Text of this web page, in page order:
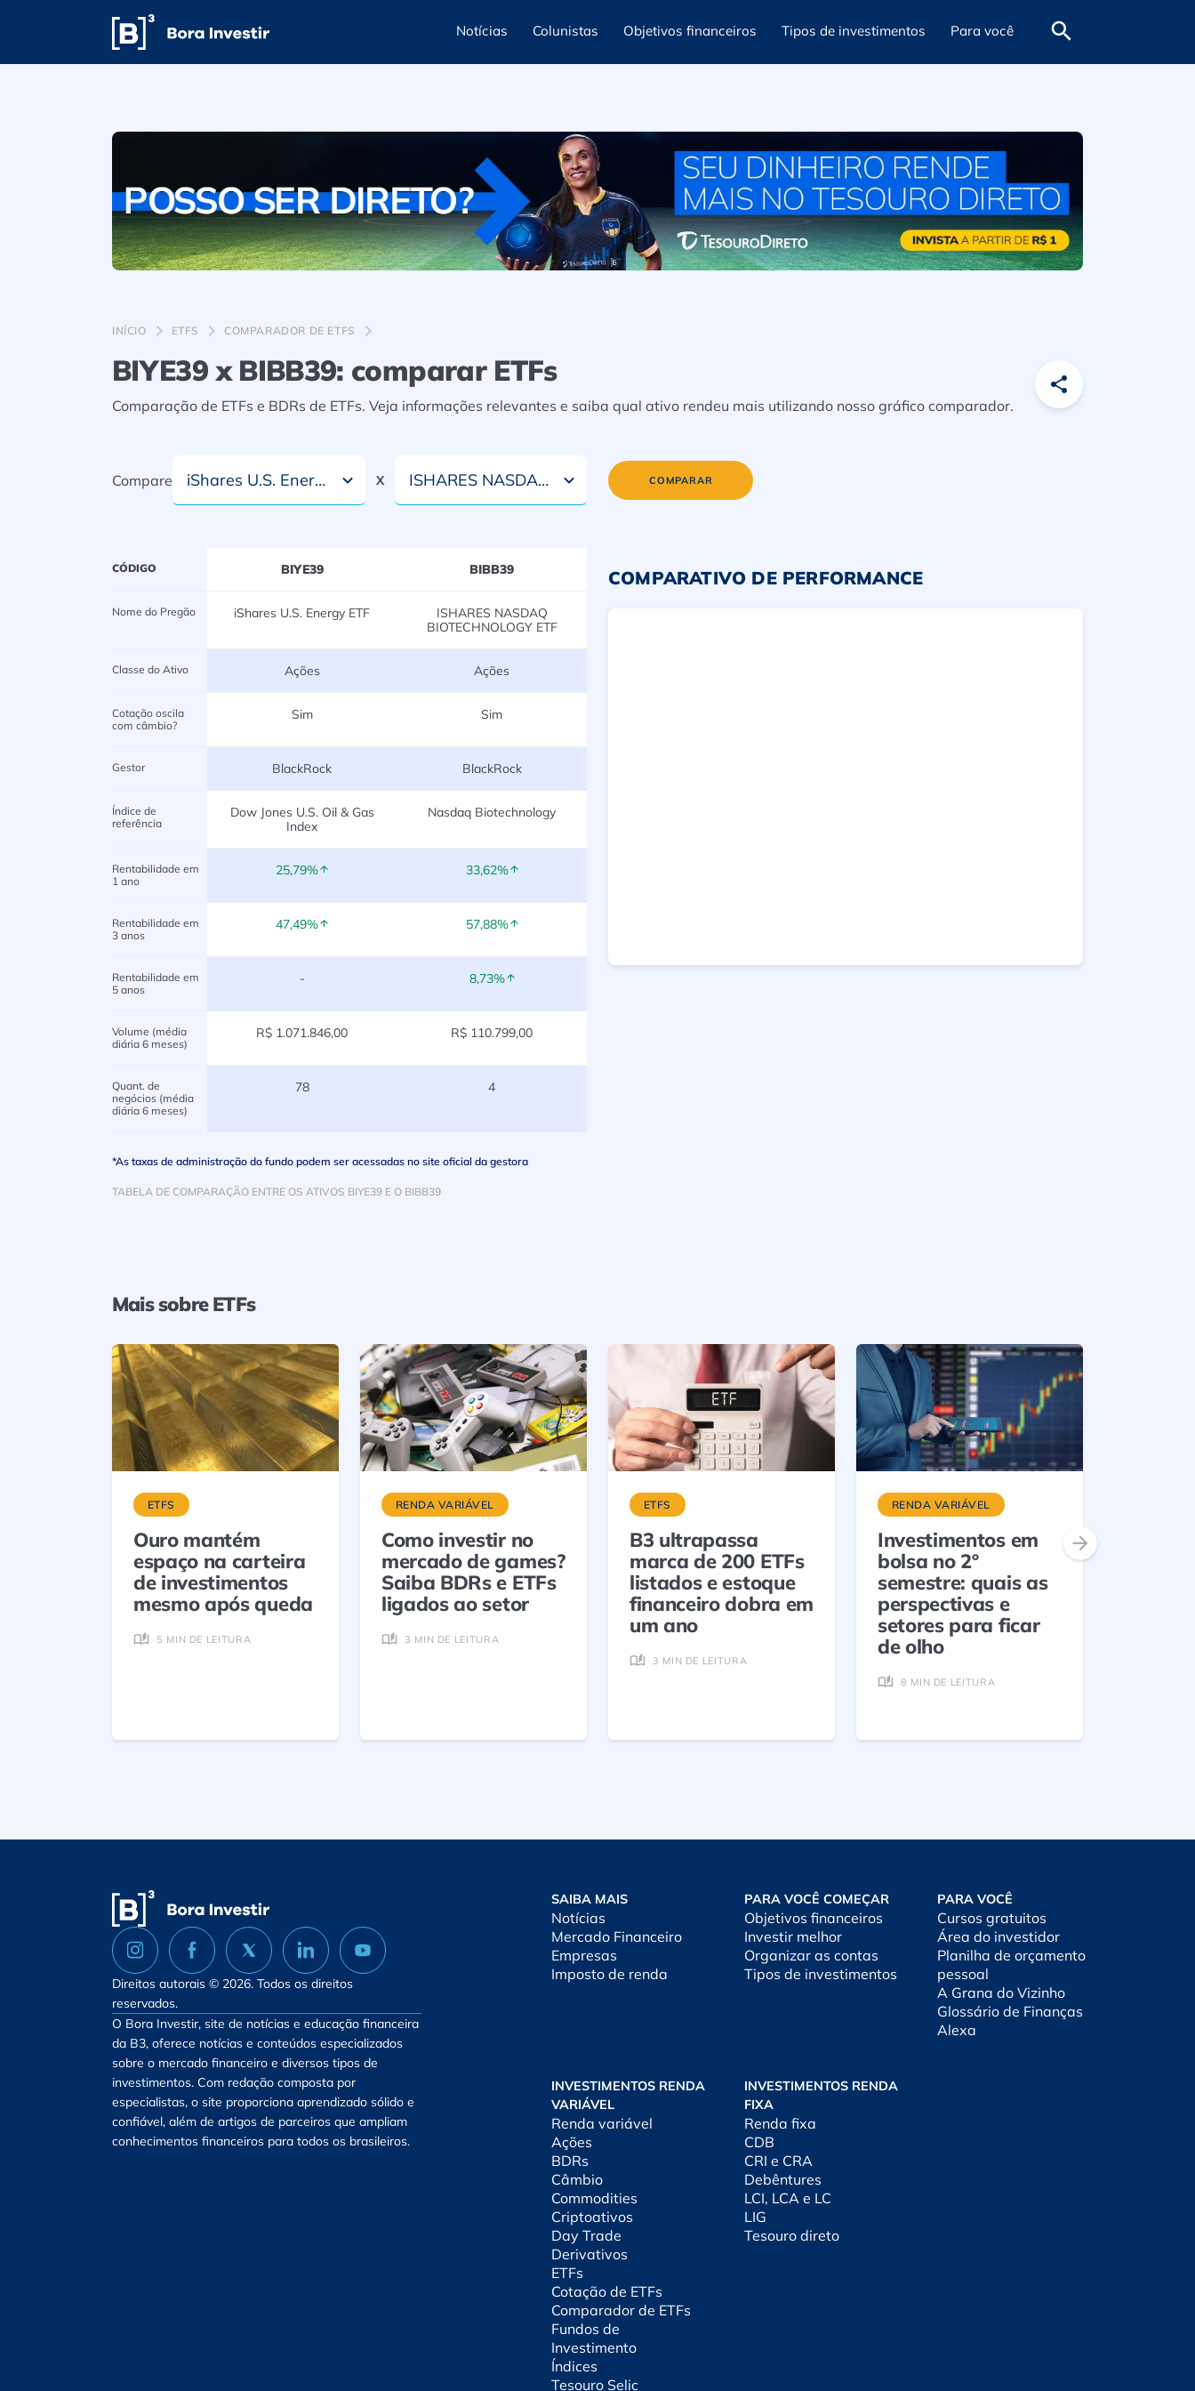
Notícias Colunistas Objetivos financeiros Tipos de investimentos Para você
INÍCIO ETFS COMPARADOR DE ETFS
BIYE39 x BIBB39: comparar ETFs
Comparação de ETFs e BDRs de ETFs. Veja informações relevantes e saiba qual ativo rendeu mais utilizando nosso gráfico comparador.
Compare iShares U.S. Energy ETF X ISHARES NASDAQ BIOTECHNOLOGY ETF COMPARAR
*As taxas de administração do fundo podem ser acessadas no site oficial da gestora
TABELA DE COMPARAÇÃO ENTRE OS ATIVOS BIYE39 E O BIBB39
CÓDIGO BIYE39 BIBB39
Nome do Pregão iShares U.S. Energy ETF
ISHARES NASDAQ
BIOTECHNOLOGY ETF
Classe do Ativo Ações Ações
Cotação oscila
com câmbio?
Sim Sim
Gestor BlackRock BlackRock
Índice de
referência
Dow Jones U.S. Oil & Gas
Index
Nasdaq Biotechnology
Rentabilidade em
1 ano
25,79% 33,62%
Rentabilidade em
3 anos
47,49% 57,88%
Rentabilidade em
5 anos
- 8,73%
Volume (média
diária 6 meses)
R$ 1.071.846,00 R$ 110.799,00
Quant. de
negócios (média
diária 6 meses)
78 4
COMPARATIVO DE PERFORMANCE
Mais sobre ETFs
ETFS
Ouro mantém
espaço na carteira
de investimentos
mesmo após queda
5 MIN DE LEITURA
RENDA VARIÁVEL
Como investir no
mercado de games?
Saiba BDRs e ETFs
ligados ao setor
3 MIN DE LEITURA
ETFS
B3 ultrapassa
marca de 200 ETFs
listados e estoque
financeiro dobra em
um ano
3 MIN DE LEITURA
RENDA VARIÁVEL
Investimentos em
bolsa no 2º
semestre: quais as
perspectivas e
setores para ficar
de olho
8 MIN DE LEITURA
Direitos autorais © 2026. Todos os direitos
reservados.
O Bora Investir, site de notícias e educação financeira
da B3, oferece notícias e conteúdos especializados
sobre o mercado financeiro e diversos tipos de
investimentos. Com redação composta por
especialistas, o site proporciona aprendizado sólido e
confiável, além de artigos de parceiros que ampliam
conhecimentos financeiros para todos os brasileiros.
SAIBA MAIS
Notícias
Mercado Financeiro
Empresas
Imposto de renda
PARA VOCÊ COMEÇAR
Objetivos financeiros
Investir melhor
Organizar as contas
Tipos de investimentos
PARA VOCÊ
Cursos gratuitos
Área do investidor
Planilha de orçamento
pessoal
A Grana do Vizinho
Glossário de Finanças
Alexa
INVESTIMENTOS RENDA
VARIÁVEL
Renda variável
Ações
BDRs
Câmbio
Commodities
Criptoativos
Day Trade
Derivativos
ETFs
Cotação de ETFs
Comparador de ETFs
Fundos de
Investimento
Índices
Tesouro Selic
INVESTIMENTOS RENDA
FIXA
Renda fixa
CDB
CRI e CRA
Debêntures
LCI, LCA e LC
LIG
Tesouro direto